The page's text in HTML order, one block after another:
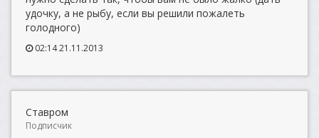
удочку, а не рыбу, если вы решили пожалеть
голодного)
02:14 21.11.2013
Ставром
Подписчик